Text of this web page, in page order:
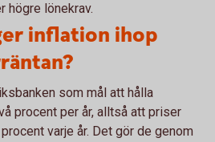
högre lönekrav.
inflation ihop
som mål att hålla
procent per år, alltså att priser
varje år. Det gör de genom